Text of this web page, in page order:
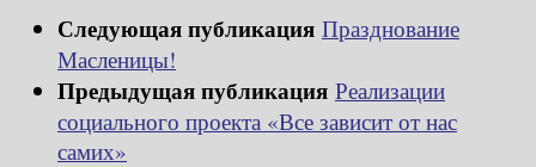
Следующая публикация Празднование
Масленицы!
Предыдущая публикация Реализации
социального проекта «Все зависит от нас
самих»